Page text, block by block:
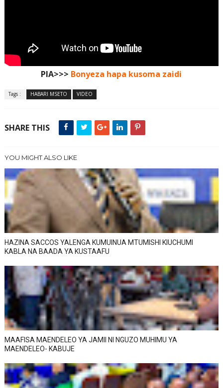
PIA>>> Bonyeza hapa kusoma zaidi
Tags : HABARI MSETO VIDEO
SHARE THIS
YOU MIGHT ALSO LIKE
HAZINA SACCOS YALENGA KUMUINUA MTUMISHI KIUCHUMI
KABLA NA BAADA YA KUSTAAFU
MAAFISA MAENDELEO YA JAMII NI NGUZO MUHIMU YA
MAENDELEO- KABUJE